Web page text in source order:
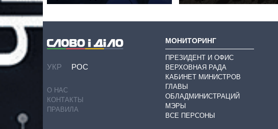
УКР РОС
О НАС
КОНТАКТЫ
ПРАВИЛА
МОНИТОРИНГ
ПРЕЗИДЕНТ И ОФИС
ВЕРХОВНАЯ РАДА
КАБИНЕТ МИНИСТРОВ
ГЛАВЫ
ОБЛАДМИНИСТРАЦИЙ
МЭРЫ
ВСЕ ПЕРСОНЫ